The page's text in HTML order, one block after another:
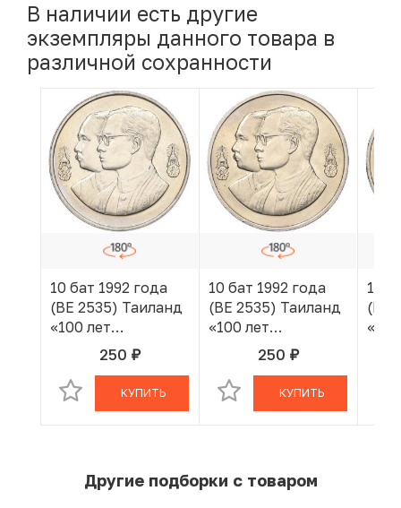
В наличии есть другие
экземпляры данного товара в
различной сохранности
10 бат 1992 года
(BE 2535) Таиланд
«100 лет
педагогическому
250 руб.
В КОРЗИНЕ
КУПИТЬ
10 бат 1992 года
(BE 2535) Таиланд
«100 лет
педагогическому
250 руб.
В КОРЗИНЕ
КУПИТЬ
10
(BE
Другие подборки с товаром